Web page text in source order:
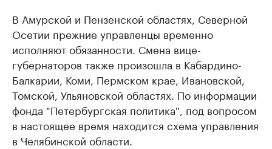
В Амурской и Пензенской областях, Северной
Осетии прежние управленцы временно
исполняют обязанности. Смена вице-
губернаторов также произошла в Кабардино-
Балкарии, Коми, Пермском крае, Ивановской,
Томской, Ульяновской областях. По информации
фонда "Петербургская политика", под вопросом
в настоящее время находится схема управления
в Челябинской области.